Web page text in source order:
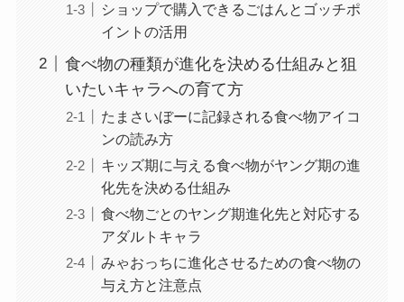
ショップで購入できるごはんとゴッチポ
イントの活用
食べ物の種類が進化を決める仕組みと狙
いたいキャラへの育て方
たまさいぼーに記録される食べ物アイコ
ンの読み方
キッズ期に与える食べ物がヤング期の進
化先を決める仕組み
食べ物ごとのヤング期進化先と対応する
アダルトキャラ
みゃおっちに進化させるための食べ物の
与え方と注意点